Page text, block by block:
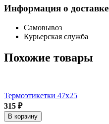
Информация о доставке
Самовывоз
Курьерская служба
Похожие товары
Термоэтикетки 47х25
315 ₽
В корзину